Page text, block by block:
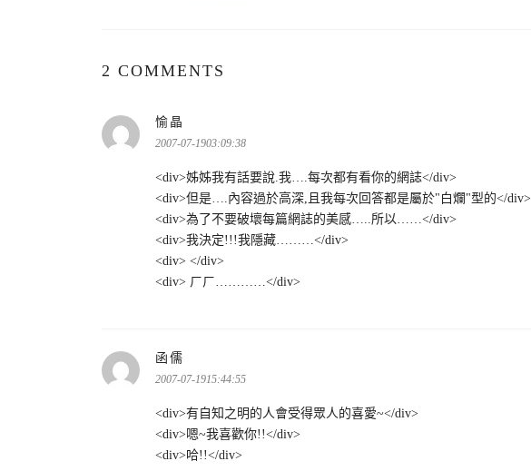
2 COMMENTS
愉晶
示:
2007-07-1903:09:38
<div>姊姊我有話要說.我….每次都有看你的網誌</div>
<div>但是….內容過於高深,且我每次回答都是屬於"白爛"型的</div>
<div>為了不要破壞每篇網誌的美感…..所以……</div>
<div>我決定!!!我隱藏………</div>
<div> </div>
<div> ㄏㄏ…………</div>
函儒
示:
2007-07-1915:44:55
<div>有自知之明的人會受得眾人的喜愛~</div>
<div>嗯~我喜歡你!!</div>
<div>哈!!</div>